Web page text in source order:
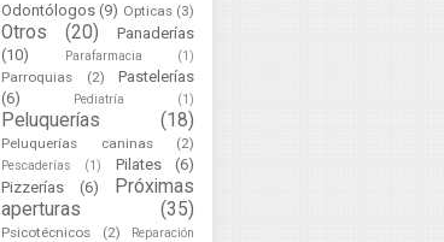
Odontólogos (9) Opticas (3)
Otros (20)
Panaderías
(10)
Parafarmacia (1)
Parroquias (2)
Pastelerías
(6)
Pediatría (1)
Peluquerías (18)
Peluquerías caninas (2)
Pescaderías (1) Pilates
(6)
Pizzerías
(6)
Próximas
aperturas
(35)
Psicotécnicos (2)
Reparación